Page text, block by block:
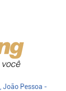
, João Pessoa -